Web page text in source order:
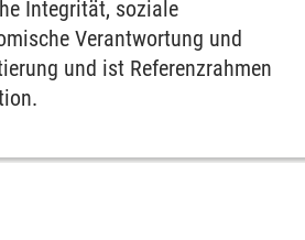
Integrität, soziale
Verantwortung und
und ist Referenzrahmen